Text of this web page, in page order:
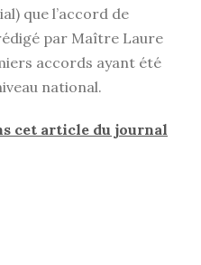
que l’accord de
par Maître Laure
accords ayant été
national.
cet article du journal